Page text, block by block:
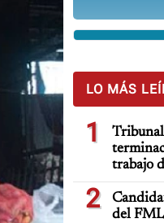
LO MÁS
1
trabajo
TPS
2
del